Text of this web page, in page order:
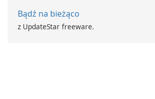
Bądź na bieżąco
z UpdateStar freeware.